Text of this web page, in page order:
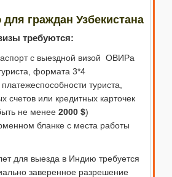
граждан Узбекистана
требуются:
с выездной визой ОВИРа
формата 3*4
туриста,
счетов или кредитных карточек
не менее 2000 $)
бланке с места работы
для выезда в Индию требуется
заверенное разрешение